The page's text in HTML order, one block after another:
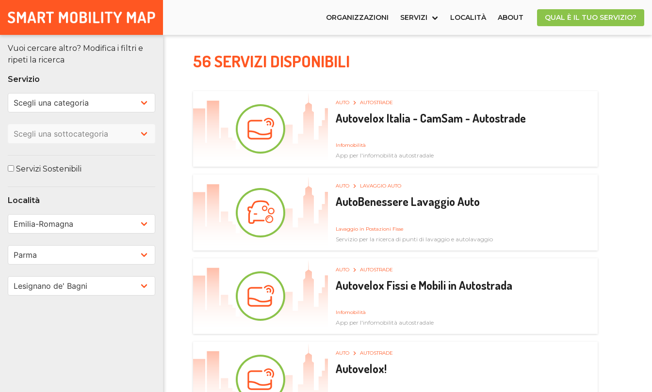
ORGANIZZAZIONI SERVIZI LOCALITÀ ABOUT QUAL È IL TUO SERVIZIO?
Vuoi cercare altro? Modifica i filtri e
ripeti la ricerca
Servizio
Servizi Sostenibili
Località
56 SERVIZI DISPONIBILI
AUTO AUTOSTRADE
Autovelox Italia - CamSam - Autostrade
Infomobilità
App per l'infomobilità autostradale
AUTO LAVAGGIO AUTO
AutoBenessere Lavaggio Auto
Lavaggio in Postazioni Fisse
Servizio per la ricerca di punti di lavaggio e autolavaggio
AUTO AUTOSTRADE
Autovelox Fissi e Mobili in Autostrada
Infomobilità
App per l'infomobilità autostradale
AUTO AUTOSTRADE
Autovelox!